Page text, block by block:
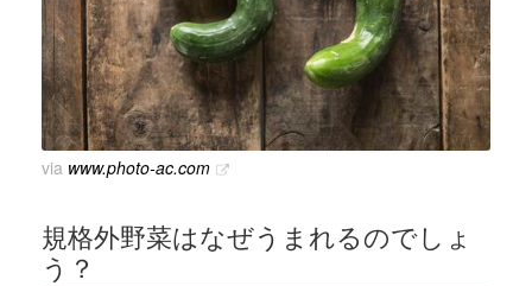
via www.photo-ac.com
規格外野菜はなぜうまれるのでしょ
う？